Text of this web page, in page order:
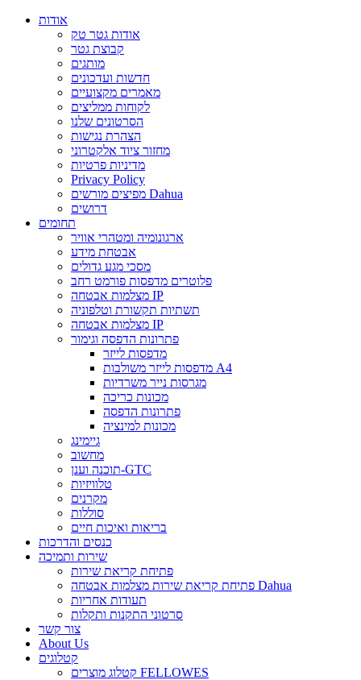
אודות
אודות גטר טק
קבוצת גטר
מותגים
חדשות ועדכונים
מאמרים מקצועיים
לקוחות ממליצים
הסרטונים שלנו
הצהרת נגישות
מחזור ציוד אלקטרוני
מדיניות פרטיות
Privacy Policy
מפיצים מורשים Dahua
דרושים
תחומים
ארגונומיה ומטהרי אוויר
אבטחת מידע
מסכי מגע גדולים
פלוטרים מדפסות פורמט רחב
מצלמות אבטחה IP
תשתיות תקשורת וטלפוניה
מצלמות אבטחה IP
פתרונות הדפסה וגימור
מדפסות לייזר
מדפסות לייזר משולבות A4
מגרסות נייר משרדיות
מכונות כריכה
פתרונות הדפסה
מכונות למינציה
גיימינג
מחשוב
תוכנה וענן-GTC
טלוויזיות
מקרנים
סוללות
בריאות ואיכות חיים
כנסים והדרכות
שירות ותמיכה
פתיחת קריאת שירות
פתיחת קריאת שירות מצלמות אבטחה Dahua
תעודות אחריות
סרטוני התקנות ותקלות
צור קשר
About Us
קטלוגים
קטלוג מוצרים FELLOWES